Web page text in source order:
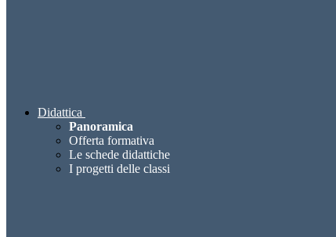
Didattica
Panoramica
Offerta formativa
Le schede didattiche
I progetti delle classi